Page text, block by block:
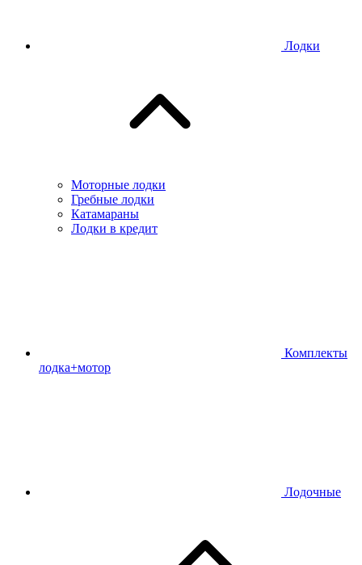
Лодки
Моторные лодки
Гребные лодки
Катамараны
Лодки в кредит
Комплекты
лодка+мотор
Лодочные